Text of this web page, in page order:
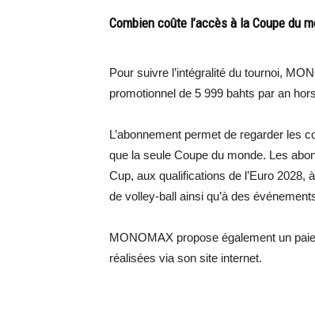
Combien coûte l’accès à la Coupe du
Pour suivre l’intégralité du tournoi,
promotionnel de 5 999 bahts par an
L’abonnement permet de regarder les
que la seule Coupe du monde. Les
Cup, aux qualifications de l’Euro 2028,
de volley-ball ainsi qu’à des
MONOMAX propose également un
réalisées via son site internet.